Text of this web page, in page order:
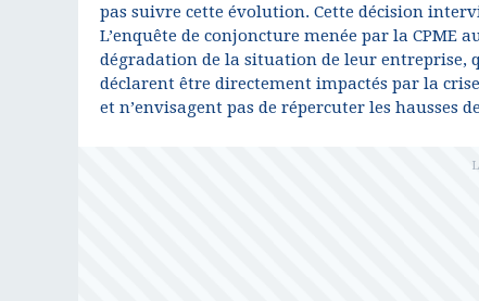
pas suivre cette évolution. Cette décision
L’enquête de conjoncture menée par la CPME
dégradation de la situation de leur entreprise,
déclarent être directement impactés par la
et n’envisagent pas de répercuter les hausses